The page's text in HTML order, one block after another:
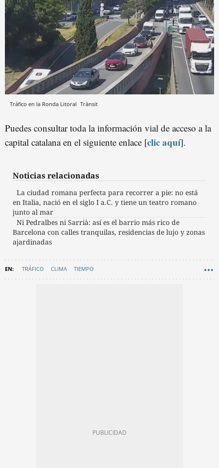
Tráfico en la Ronda Litoral Trànsit
Puedes consultar toda la información vial de acceso a la
capital catalana en el siguiente enlace [clic aquí].
Noticias relacionadas
La ciudad romana perfecta para recorrer a pie: no está
en Italia, nació en el siglo I a.C. y tiene un teatro romano
junto al mar
Ni Pedralbes ni Sarrià: así es el barrio más rico de
Barcelona con calles tranquilas, residencias de lujo y zonas
ajardinadas
TRÁFICO CLIMA TIEMPO